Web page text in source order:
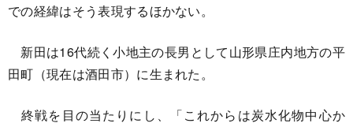
での経緯はそう表現するほかない。
新田は16代続く小地主の長男として山形県庄内地方の平
田町（現在は酒田市）に生まれた。
終戦を目の当たりにし、「これからは炭水化物中心か